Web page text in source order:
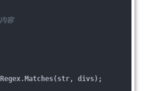
容
divs);